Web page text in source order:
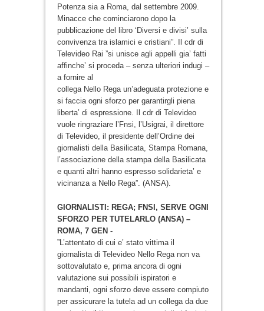
Potenza sia a Roma, dal settembre 2009.
Minacce che cominciarono dopo la
pubblicazione del libro ‘Diversi e divisi’ sulla
convivenza tra islamici e cristiani”. Il cdr di
Televideo Rai ”si unisce agli appelli gia’ fatti
affinche’ si proceda – senza ulteriori indugi –
a fornire al
collega Nello Rega un’adeguata protezione e
si faccia ogni sforzo per garantirgli piena
liberta’ di espressione. Il cdr di Televideo
vuole ringraziare l’Fnsi, l’Usigrai, il direttore
di Televideo, il presidente dell’Ordine dei
giornalisti della Basilicata, Stampa Romana,
l’associazione della stampa della Basilicata
e quanti altri hanno espresso solidarieta’ e
vicinanza a Nello Rega”. (ANSA).
GIORNALISTI: REGA; FNSI, SERVE OGNI
SFORZO PER TUTELARLO (ANSA) –
ROMA, 7 GEN -
”L’attentato di cui e’ stato vittima il
giornalista di Televideo Nello Rega non va
sottovalutato e, prima ancora di ogni
valutazione sui possibili ispiratori e
mandanti, ogni sforzo deve essere compiuto
per assicurare la tutela ad un collega da due